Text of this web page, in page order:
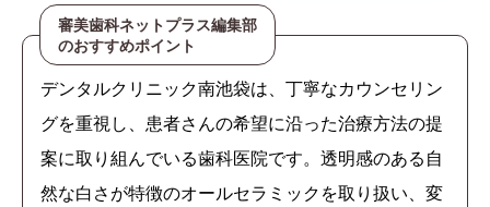
審美歯科ネットプラス編集部
のおすすめポイント
デンタルクリニック南池袋は、丁寧なカウンセリン
グを重視し、患者さんの希望に沿った治療方法の提
案に取り組んでいる歯科医院です。透明感のある自
然な白さが特徴のオールセラミックを取り扱い、変